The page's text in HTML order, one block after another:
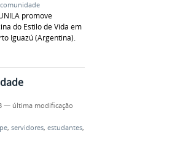
comunidade
promove
do Estilo de Vida em
Iguazú (Argentina).
— última modificação
, servidores, estudantes,